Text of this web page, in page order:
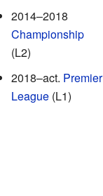
2014–2018
Championship
(L2)
2018–act. Premier
League(L1)